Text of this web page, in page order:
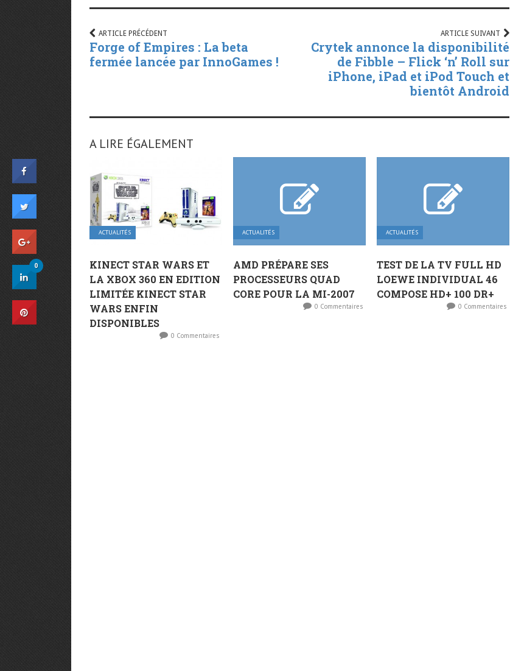
ARTICLE PRÉCÉDENT
Forge of Empires : La beta
fermée lancée par InnoGames !
ARTICLE SUIVANT
Crytek annonce la disponibilité
de Fibble – Flick ‘n’ Roll sur
iPhone, iPad et iPod Touch et
bientôt Android
A LIRE ÉGALEMENT
ACTUALITÉS
KINECT STAR WARS ET
LA XBOX 360 EN EDITION
LIMITÉE KINECT STAR
WARS ENFIN
DISPONIBLES
0 Commentaires
ACTUALITÉS
AMD PRÉPARE SES
PROCESSEURS QUAD
CORE POUR LA MI-2007
0 Commentaires
ACTUALITÉS
TEST DE LA TV FULL HD
LOEWE INDIVIDUAL 46
COMPOSE HD+ 100 DR+
0 Commentaires
0